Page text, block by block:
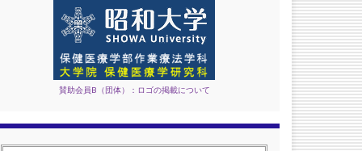
賛助会員B（団体）：ロゴの掲載について